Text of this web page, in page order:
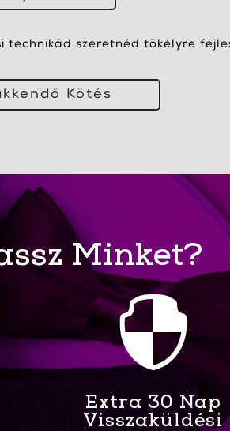
technikád szeretnéd tökélyre
Kötés
Minket?

Extra 30 Nap
Visszaküldési